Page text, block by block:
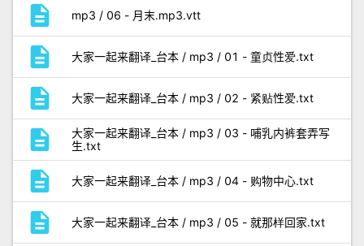
description mp3 / 06 - 月末.mp3.vtt
description 大家一起来翻译_台本 / mp3 / 01 - 童贞性爱.txt
description 大家一起来翻译_台本 / mp3 / 02 - 紧贴性爱.txt
description
大家一起来翻译_台本 / mp3 / 03 - 哺乳内裤套弄写
生.txt
description 大家一起来翻译_台本 / mp3 / 04 - 购物中心.txt
description 大家一起来翻译_台本 / mp3 / 05 - 就那样回家.txt